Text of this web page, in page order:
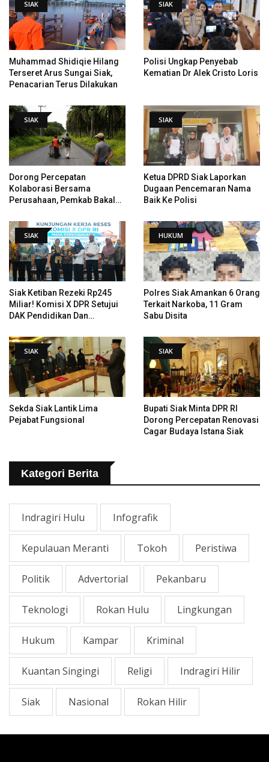
SIAK
Muhammad Shidiqie Hilang
Terseret Arus Sungai Siak,
Penacarian Terus Dilakukan
SIAK
Polisi Ungkap Penyebab
Kematian Dr Alek Cristo Loris
SIAK
Dorong Percepatan
Kolaborasi Bersama
Perusahaan, Pemkab Bakal
Rawa Yang Rusak
SIAK
Ketua DPRD Siak Laporkan
Dugaan Pencemaran Nama
Baik Ke Polisi
SIAK
Siak Ketiban Rezeki Rp245
Miliar! Komisi X DPR Setujui
DAK Pendidikan Dan
HUKUM
Polres Siak Amankan 6 Orang
Terkait Narkoba, 11 Gram
Sabu Disita
SIAK
Sekda Siak Lantik Lima
Pejabat Fungsional
SIAK
Bupati Siak Minta DPR RI
Dorong Percepatan Renovasi
Cagar Budaya Istana Siak
Kategori Berita
Indragiri Hulu Infografik
Kepulauan Meranti Tokoh Peristiwa
Politik Advertorial Pekanbaru
Teknologi Rokan Hulu Lingkungan
Hukum Kampar Kriminal
Kuantan Singingi Religi Indragiri Hilir
Siak Nasional Rokan Hilir